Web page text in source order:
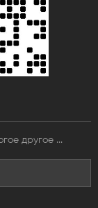
другое ...